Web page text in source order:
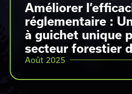
Améliorer
réglementaire :
à guichet unique
secteur forestier
Août 2025